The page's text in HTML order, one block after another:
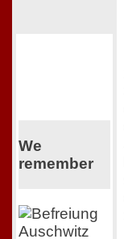
We
remember